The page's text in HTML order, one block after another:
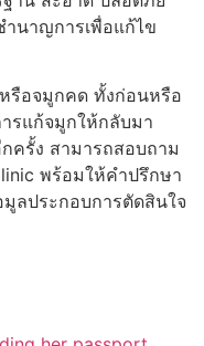
นาญการเพื่อแก้ไข
รือจมูกคด ทั้งก่อนหรือ
รแก้จมูกให้กลับมา
ครั้ง สามารถสอบถาม
พร้อมให้คำปรึกษา
ลประกอบการตัดสินใจ